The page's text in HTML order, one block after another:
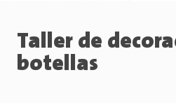
Taller de
botellas